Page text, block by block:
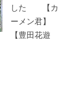
した 【カ
ーメン君】
【豊田花遊